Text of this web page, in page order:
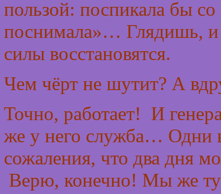
пользой: поспикала бы
поснимала»… Глядишь, и
силы восстановятся.
Чем чёрт не шутит? А
Точно, работает! И
же у него служба… Одни
сожаления, что два дня
Верю, конечно! Мы же